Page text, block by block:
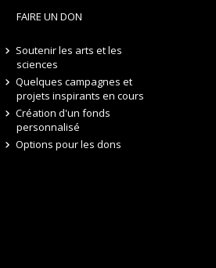
FAIRE UN DON
Soutenir les arts et les
sciences
Quelques campagnes et
projets inspirants en cours
Création d'un fonds
personnalisé
Options pour les dons